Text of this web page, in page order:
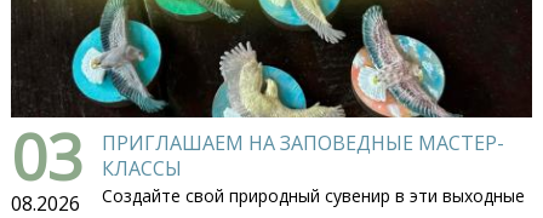
03
08.2026
ПРИГЛАШАЕМ НА ЗАПОВЕДНЫЕ МАСТЕР-
КЛАССЫ
Создайте свой природный сувенир в эти выходные